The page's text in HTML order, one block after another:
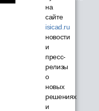
на
сайте
isicad.ru
новости
и
пресс-
релизы
о
новых
решениях
и